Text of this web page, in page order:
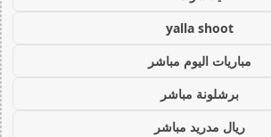
yalla shoot
مباريات اليوم مباشر
برشلونة مباشر
ريال مدريد مباشر